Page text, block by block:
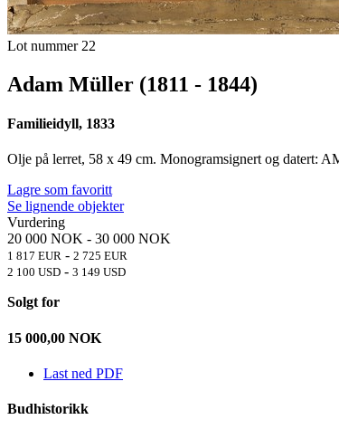
Lot nummer 22
Adam Müller (1811 - 1844)
Familieidyll, 1833
Olje på lerret, 58 x 49 cm. Monogramsignert og datert:
Lagre som favoritt
Se lignende objekter
Vurdering
20 000 NOK - 30 000 NOK
1 817 EUR - 2 725 EUR
2 100 USD - 3 149 USD
Solgt for
15 000,00 NOK
Last ned PDF
Budhistorikk